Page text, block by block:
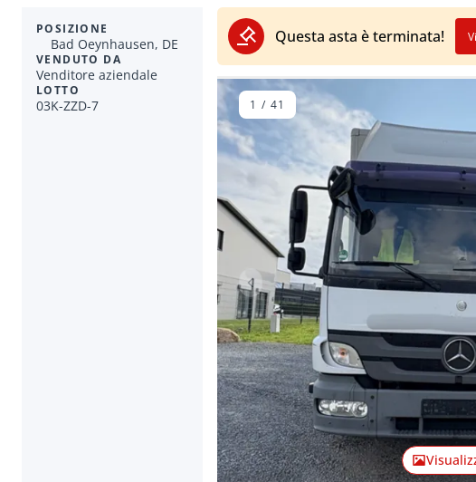
Questa asta è terminata!
POSIZIONE
Bad Oeynhausen, DE
VENDUTO DA
Venditore aziendale
LOTTO
03K-ZZD-7
Articolo precedente
1 / 41